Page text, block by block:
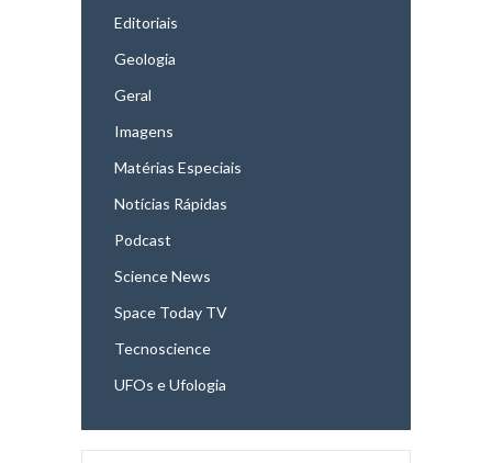
Editoriais
Geologia
Geral
Imagens
Matérias Especiais
Notícias Rápidas
Podcast
Science News
Space Today TV
Tecnoscience
UFOs e Ufologia